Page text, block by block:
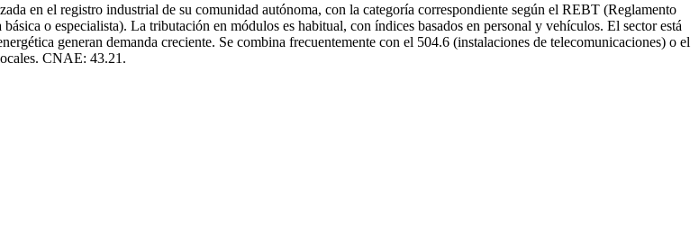
en el registro industrial de su comunidad autónoma, con la categoría correspondiente según el REBT (Reglamento
o especialista). La tributación en módulos es habitual, con índices basados en personal y vehículos. El sector está
generan demanda creciente. Se combina frecuentemente con el 504.6 (instalaciones de telecomunicaciones) o el
CNAE: 43.21.